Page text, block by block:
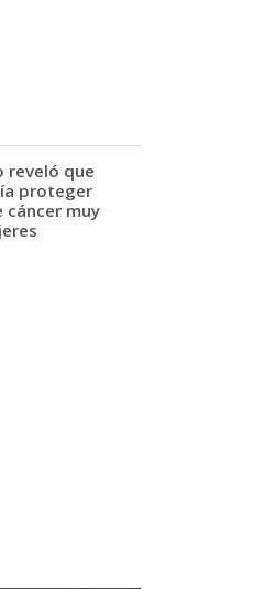
reveló que
proteger
muy